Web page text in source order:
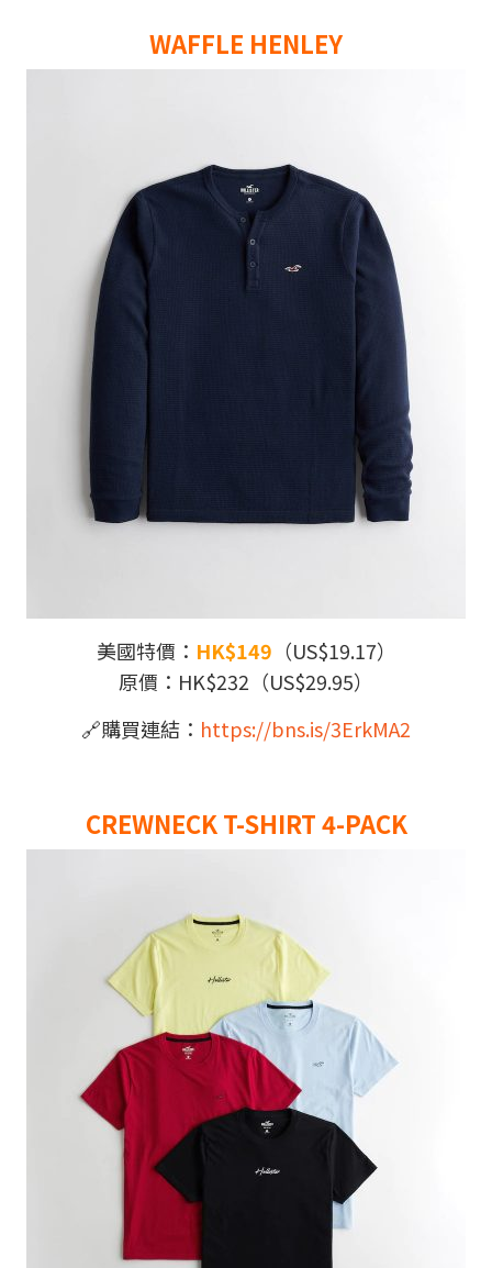
WAFFLE HENLEY
美國特價： HK$149 （US$19.17）
原價：HK$232（US$29.95）
🔗購買連結： https://bns.is/3ErkMA2
CREWNECK T-SHIRT 4-PACK